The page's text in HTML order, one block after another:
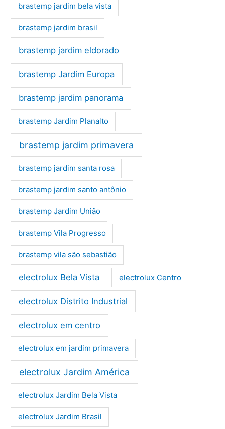
brastemp jardim bela vista
brastemp jardim brasil
brastemp jardim eldorado
brastemp Jardim Europa
brastemp jardim panorama
brastemp Jardim Planalto
brastemp jardim primavera
brastemp jardim santa rosa
brastemp jardim santo antônio
brastemp Jardim União
brastemp Vila Progresso
brastemp vila são sebastião
electrolux Bela Vista electrolux Centro
electrolux Distrito Industrial
electrolux em centro
electrolux em jardim primavera
electrolux Jardim América
electrolux Jardim Bela Vista
electrolux Jardim Brasil